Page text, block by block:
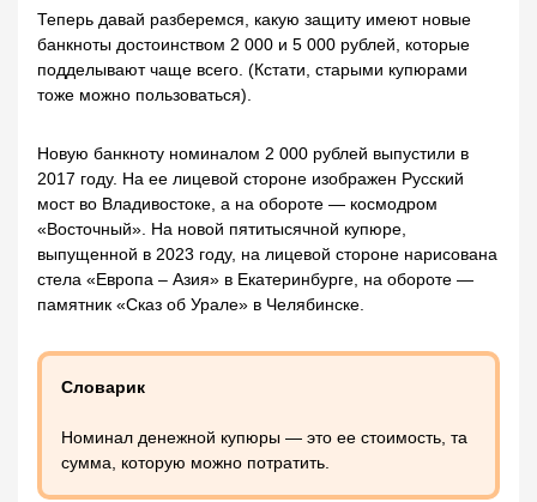
Теперь давай разберемся, какую защиту имеют новые
банкноты достоинством 2 000 и 5 000 рублей, которые
подделывают чаще всего. (Кстати, старыми купюрами
тоже можно пользоваться).
Новую банкноту номиналом 2 000 рублей выпустили в
2017 году. На ее лицевой стороне изображен Русский
мост во Владивостоке, а на обороте — космодром
«Восточный». На новой пятитысячной купюре,
выпущенной в 2023 году, на лицевой стороне нарисована
стела «Европа – Азия» в Екатеринбурге, на обороте —
памятник «Сказ об Урале» в Челябинске.
Словарик
Номинал денежной купюры — это ее стоимость, та
сумма, которую можно потратить.